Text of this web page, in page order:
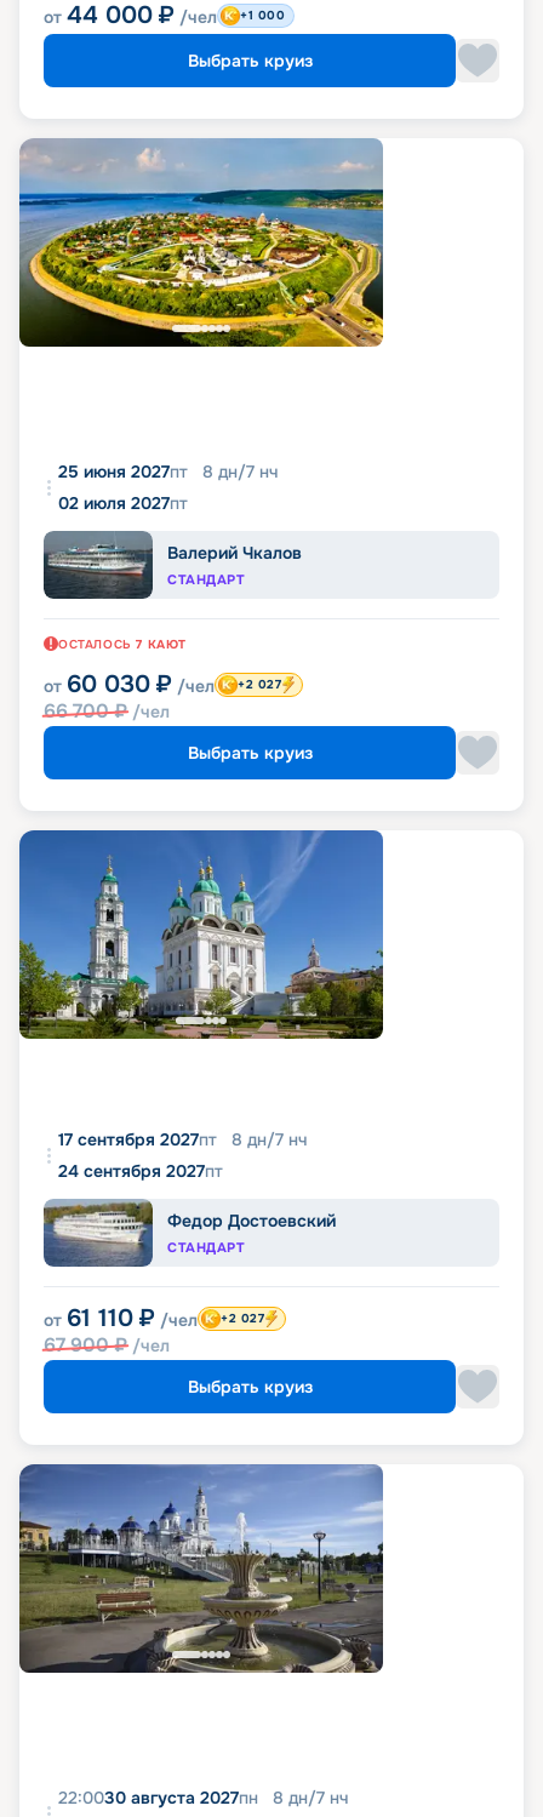
от 44 000 ₽ /чел +1 000
Выбрать круиз
25 июня 2027пт 8 дн/7 нч
02 июля 2027пт
Валерий Чкалов
СТАНДАРТ
ОСТАЛОСЬ 7 КАЮТ
от 60 030 ₽ /чел
66 700₽ /чел
+2 027
Выбрать круиз
17 сентября 2027пт 8 дн/7 нч
24 сентября 2027пт
Федор Достоевский
СТАНДАРТ
от 61 110 ₽ /чел
67 900₽ /чел
+2 027
Выбрать круиз
22:0030 августа 2027пн 8 дн/7 нч